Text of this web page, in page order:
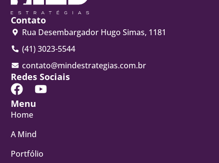
Contato
Rua Desembargador Hugo Simas, 1181
(41) 3023-5544
contato@mindestrategias.com.br
Redes Sociais
Menu
Home
A Mind
Portfólio